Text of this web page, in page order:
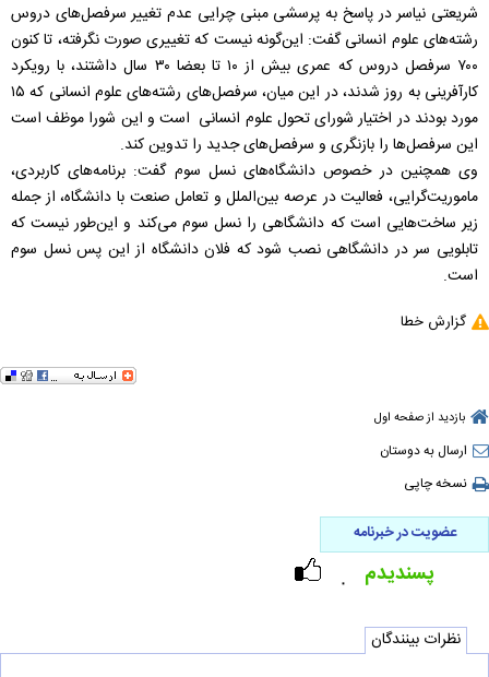
شریعتی نیاسر در پاسخ به پرسشی مبنی چرایی عدم تغییر سرفصل‌های دروس
رشته‌های علوم انسانی گفت: این‌گونه نیست که تغییری صورت نگرفته، تا کنون
۷۰۰ سرفصل دروس که عمری بیش از ۱۰ تا بعضا ۳۰ سال داشتند، با رویکرد
کارآفرینی به روز شدند، در این میان، سرفصل‌های رشته‌های علوم انسانی که ۱۵
مورد بودند در اختیار شورای تحول علوم انسانی است و این شورا موظف است
این سرفصل‌ها را بازنگری و سرفصل‌های جدید را تدوین کند.
وی همچنین در خصوص دانشگاه‌های نسل سوم گفت: برنامه‌های کاربردی،
ماموریت‌گرایی، فعالیت در عرصه بین‌الملل و تعامل صنعت با دانشگاه، از جمله
زیر ساخت‌هایی است که دانشگاهی را نسل سوم می‌کند و این‌طور نیست که
تابلویی سر در دانشگاهی نصب شود که فلان دانشگاه از این پس نسل سوم
است.
گزارش خطا
بازدید از صفحه اول
ارسال به دوستان
نسخه چاپی
عضویت در خبرنامه
۰ پسندیدم
نظرات بینندگان